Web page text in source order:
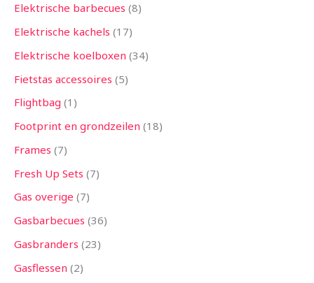
Elektrische barbecues 8
Elektrische kachels 17
Elektrische koelboxen 34
Fietstas accessoires 5
Flightbag 1
Footprint en grondzeilen 18
Frames 7
Fresh Up Sets 7
Gas overige 7
Gasbarbecues 36
Gasbranders 23
Gasflessen 2